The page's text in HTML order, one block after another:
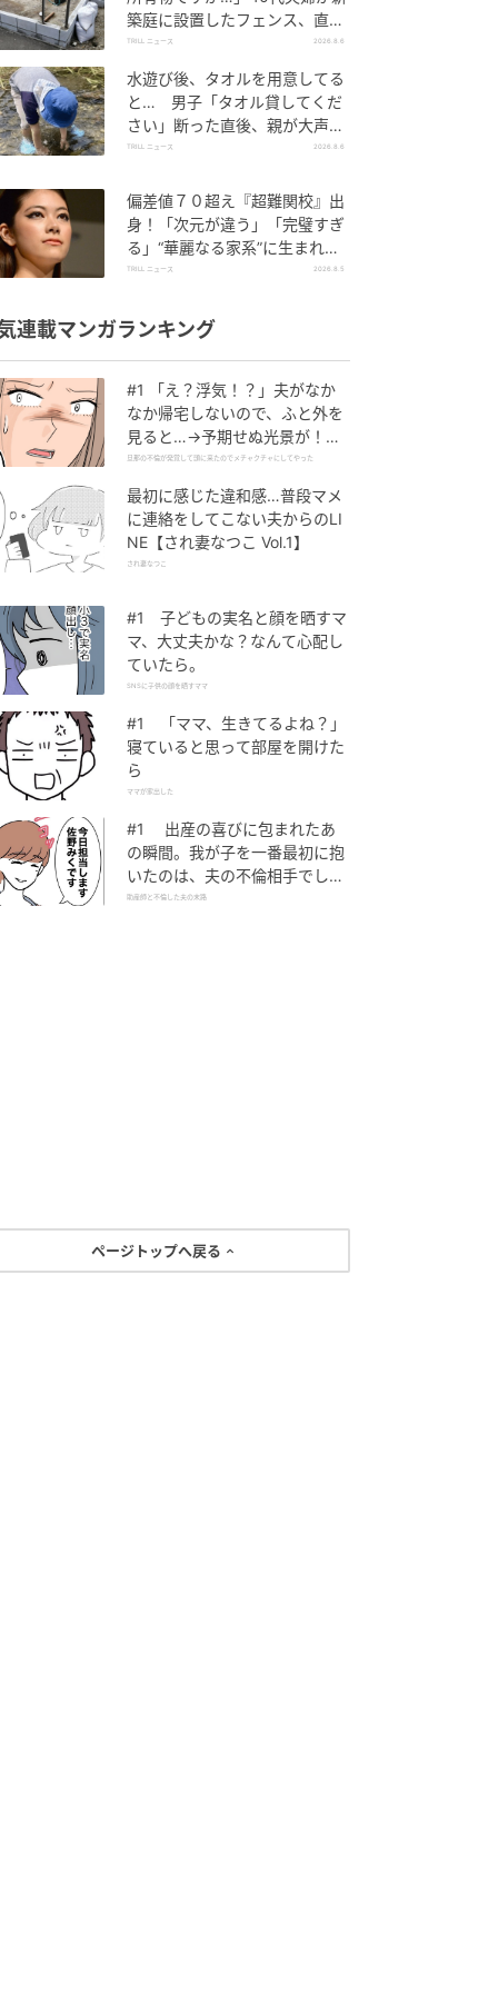
築庭に設置したフェンス、直後
に迫られた"顛末"
TRILL ニュース 2026.8.6
水遊び後、タオルを用意してる
と… 男子「タオル貸してくだ
さい」断った直後、親が大声で
放った一言に絶句
TRILL ニュース 2026.8.6
偏差値７０超え『超難関校』出
身！「次元が違う」「完璧すぎ
る」“華麗なる家系”に生まれた
【規格外の逸材】
TRILL ニュース 2026.8.5
連載マンガランキング
#1 「え？浮気！？」夫がなか
なか帰宅しないので、ふと外を
見ると…→予期せぬ光景が！｜
旦那の不倫が発覚して頭に来た
旦那の不倫が発覚して頭に来たのでメチャクチャにしてやった
最初に感じた違和感…普段マメ
に連絡をしてこない夫からのLI
NE【され妻なつこ Vol.1】
され妻なつこ
#1 子どもの実名と顔を晒すマ
マ、大丈夫かな？なんて心配し
ていたら。
SNSに子供の顔を晒すママ
#1 「ママ、生きてるよね？」
寝ていると思って部屋を開けた
ら
ママが家出した
#1 出産の喜びに包まれたあ
の瞬間。我が子を一番最初に抱
いたのは、夫の不倫相手でし
た。
助産師と不倫した夫の末路
ページトップへ戻る